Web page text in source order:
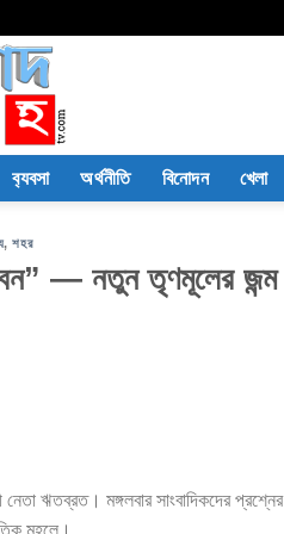
ব‍্যবসা অর্থনীতি বিনোদন খেলা
,শহর
— নতুন তৃণমূলের জন্ম
ঋতব্রত। মঙ্গলবার সাংবাদিকদের প্রশ্নের
মহলে।